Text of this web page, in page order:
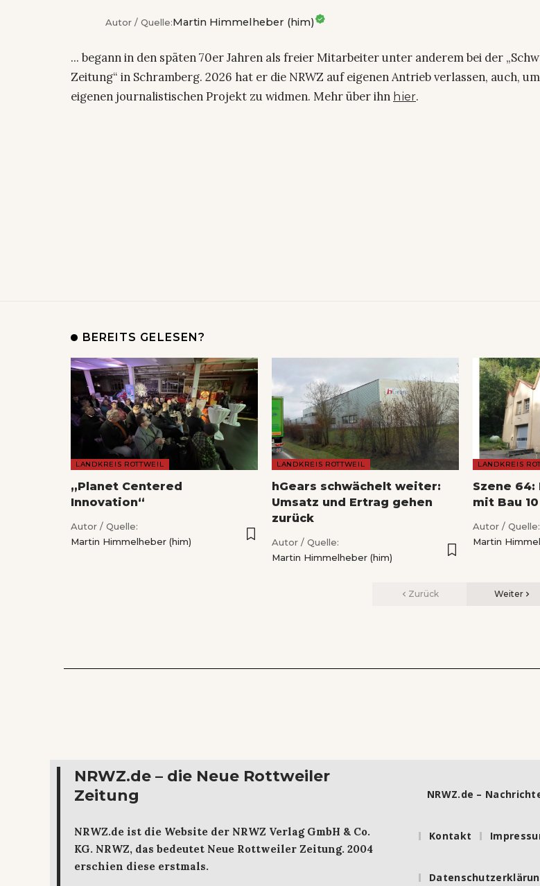
Autor / Quelle:Martin Himmelheber (him)
... begann in den späten 70er Jahren als freier Mitarbeiter unter anderem bei der
Zeitung“ in Schramberg. 2026 hat er die NRWZ auf eigenen Antrieb verlassen, auch,
eigenen journalistischen Projekt zu widmen. Mehr über ihn hier.
BEREITS GELESEN?
LANDKREIS ROTTWEIL
„Planet Centered
Innovation“
Autor / Quelle:
Martin Himmelheber (him)
LANDKREIS ROTTWEIL
hGears schwächelt weiter:
Umsatz und Ertrag gehen
zurück
Autor / Quelle:
Martin Himmelheber (him)
LANDKREIS
Szene
mit Bau 10
Autor / Quelle:
Martin
Zurück Weiter
NRWZ.de – die Neue Rottweiler
Zeitung
NRWZ.de ist die Website der NRWZ Verlag GmbH & Co.
KG. NRWZ, das bedeutet Neue Rottweiler Zeitung. 2004
erschien diese erstmals.
NRWZ.de –
Kontakt